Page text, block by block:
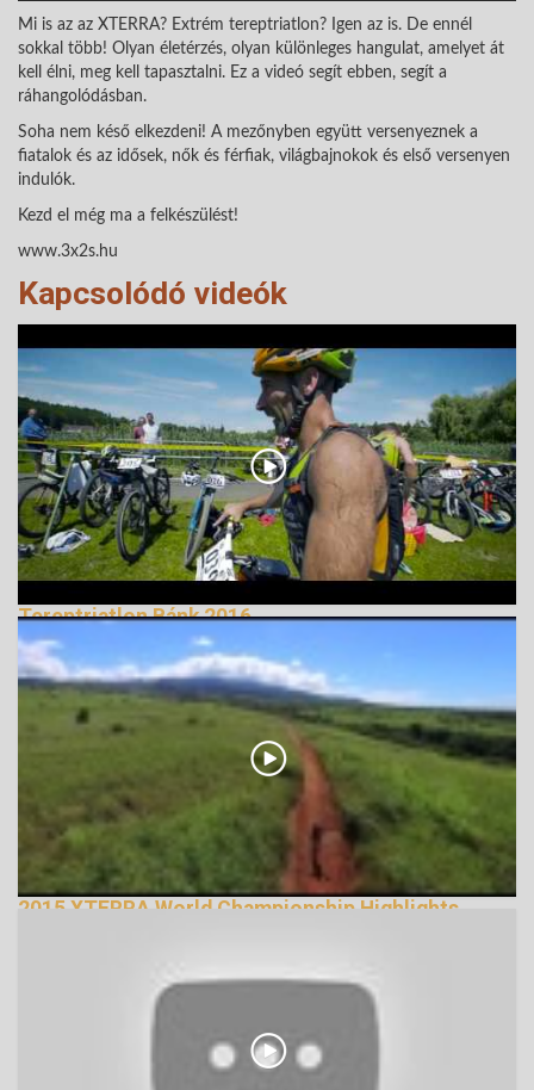
Mi is az az XTERRA? Extrém tereptriatlon? Igen az is. De ennél
sokkal több! Olyan életérzés, olyan különleges hangulat, amelyet át
kell élni, meg kell tapasztalni. Ez a videó segít ebben, segít a
ráhangolódásban.
Soha nem késő elkezdeni! A mezőnyben együtt versenyeznek a
fiatalok és az idősek, nők és férfiak, világbajnokok és első versenyen
indulók.
Kezd el még ma a felkészülést!
www.3x2s.hu
Kapcsolódó videók
Tereptriatlon Bánk 2016
179831 Nézetek
2015 XTERRA World Championship Highlights